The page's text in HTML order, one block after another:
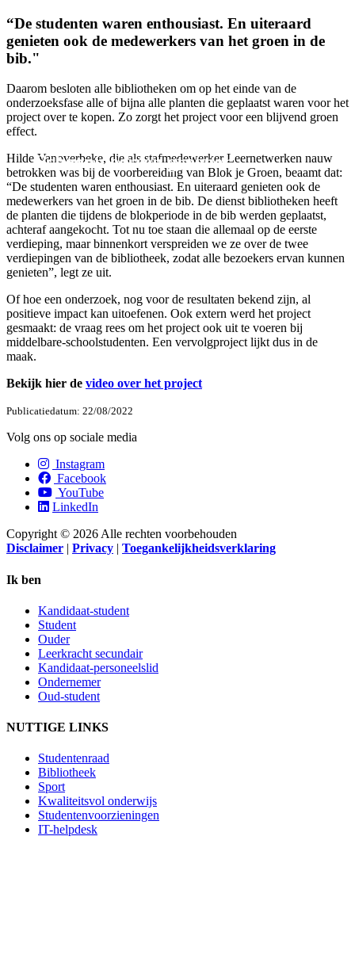
Onderzoek maakt bib
Schoonmeersen groener.
“De studenten waren enthousiast. En uiteraard
genieten ook de medewerkers van het groen in de
bib."
Daarom besloten alle bibliotheken om op het einde van de
onderzoeksfase alle of bijna alle planten die geplaatst waren voor het
project over te kopen. Zo zorgt het project voor een blijvend groen
effect.
Hilde Vanoverbeke, die als stafmedewerker Leernetwerken nauw
betrokken was bij de voorbereiding van Blok je Groen, beaamt dat:
“De studenten waren enthousiast. En uiteraard genieten ook de
medewerkers van het groen in de bib. De dienst bibliotheken heeft
de planten die tijdens de blokperiode in de bib werden geplaatst,
achteraf aangekocht. Tot nu toe staan die allemaal op de eerste
verdieping, maar binnenkort verspreiden we ze over de twee
verdiepingen van de bibliotheek, zodat alle bezoekers ervan kunnen
genieten”, legt ze uit.
Of hoe een onderzoek, nog voor de resultaten bekend zijn, al
positieve impact kan uitoefenen. Ook extern werd het project
gesmaakt: de vraag rees om het project ook uit te voeren bij
middelbare-schoolstudenten. Een vervolgproject lijkt dus in de
maak.
Bekijk hier de video over het project
Publicatiedatum: 22/08/2022
Volg ons op sociale media
Instagram
Facebook
YouTube
LinkedIn
Copyright © 2026 Alle rechten voorbehouden
Disclaimer | Privacy | Toegankelijkheidsverklaring
Ik ben
Kandidaat-student
Student
Ouder
Leerkracht secundair
Kandidaat-personeelslid
Ondernemer
Oud-student
NUTTIGE LINKS
Studentenraad
Bibliotheek
Sport
Kwaliteitsvol onderwijs
Studentenvoorzieningen
IT-helpdesk